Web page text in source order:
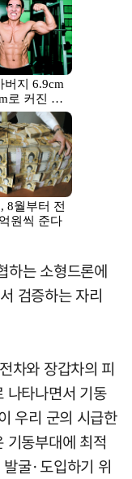
하는 소형드론에
검증하는 자리
차와 장갑차의 피
나타나면서 기동
우리 군의 시급한
기동부대에 최적
굴·도입하기 위